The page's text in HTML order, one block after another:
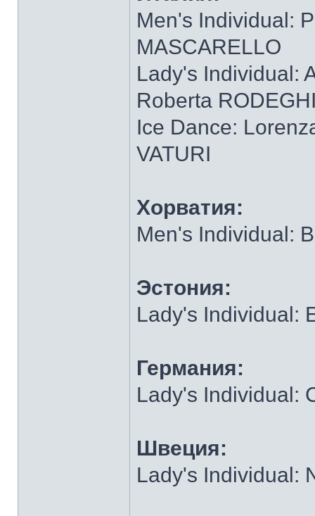
Men's Individual:
MASCARELLO
Lady's Individual:
Roberta
Ice Dance:
VATURI
Хорватия:
Men's Individual:
Эстония:
Lady's Individual:
Германия:
Lady's Individual:
Швеция:
Lady's Individual: